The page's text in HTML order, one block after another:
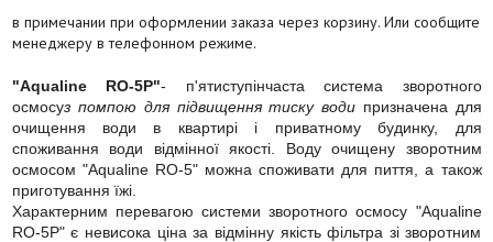
в примечании при оформлении заказа через корзину. Или сообщите
менеджеру в телефонном режиме.
"Aqualine RO-5P"- п'ятиступінчаста система зворотного
осмосуз помпою для підвищення тиску води призначена для
очищення води в квартирі і приватному будинку, для
споживання води відмінної якості. Воду очищену зворотним
осмосом "Aqualine RO-5" можна споживати для пиття, а також
приготування їжі.
Характерним перевагою системи зворотного осмосу "Aqualine
RO-5P" є невисока ціна за відмінну якість фільтра зі зворотним